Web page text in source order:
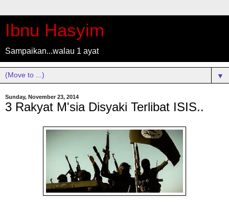
Ibnu Hasyim
Sampaikan...walau 1 ayat
▼
Sunday, November 23, 2014
3 Rakyat M'sia Disyaki Terlibat ISIS..